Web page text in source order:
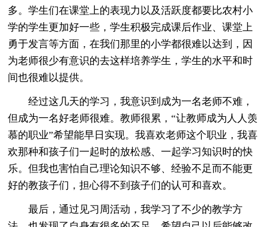
多。学生们在课堂上的表现力以及活跃度都要比农村小
学的学生更加好一些，学生积极完成课后作业、课堂上
勇于发言等方面，在我们那里的小学都很难以达到，因
为老师很少有意识的去这样培养学生，学生的水平和时
间也很难以提供。
经过这几天的学习，我意识到成为一名老师不难，
但成为一名好老师很难。教师很累，“让教师成为人人羡
慕的职业”希望能早日实现。我喜欢老师这个职业，我喜
欢那种和孩子们一起时的放松感、一起学习知识时的快
乐。但我也害怕自己理论知识不够、经验不足而不能更
好的教孩子们，担心得不到孩子们的认可和喜欢。
最后，通过见习周活动，我学习了不少的教学方